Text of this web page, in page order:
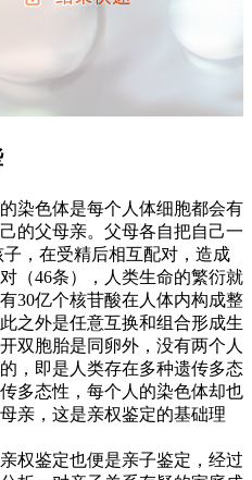
染色体是每个人体细胞都会有
的父母亲。父母各自把自己一
，在受精后相互配对，造成
（46条），人类生命的繁衍就
30亿个核苷酸在人体内构成整
之外是任意互换和组合形成生
双胞胎是同卵外，没有两个人
，即是人类存在多种遗传多态
多态性，每个人的染色体却也
亲，这是亲权鉴定的基础理
权鉴定也便是亲子鉴定，经过